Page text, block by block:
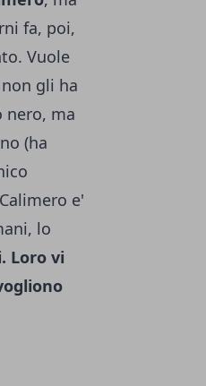
fa, poi,
Vuole
gli ha
nero, ma
(ha
e'
lo
Loro vi